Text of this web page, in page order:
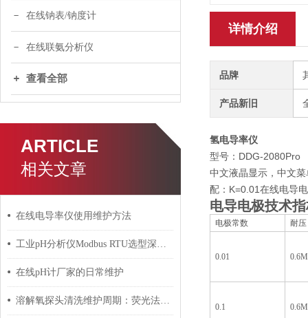
在线钠表/钠度计
在线联氨分析仪
查看全部
ARTICLE
相关文章
在线电导率仪使用维护方法
工业pH分析仪Modbus RTU选型深度对比：国产vs进口，通讯参数才是核心差异
在线pH计厂家的日常维护
溶解氧探头清洗维护周期：荧光法与极谱法膜头保养对比指南
详情介绍
品牌
产品新旧
氢电导率仪
型号：DDG-2080Pro
中文液晶显示，中文
配：K=0.01在线电导
电导电极技术
电极常数 耐压
0.01
0.1